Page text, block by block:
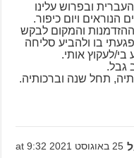
ובפרוש עלינו
ויום כיפור.
והמקום לבקש
בו ולהביע סליחה
בי/לעקוץ אותי.
גבל.
תחל שנה וברכותיה.
25 באוגוסט 2021 at 9:32